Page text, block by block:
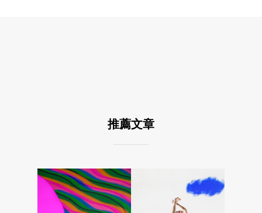
推薦文章